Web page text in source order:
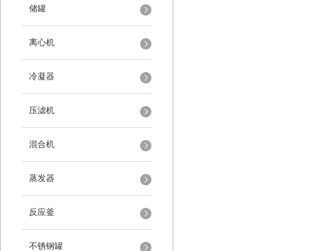
储罐
离心机
冷凝器
压滤机
混合机
蒸发器
反应釜
不锈钢罐